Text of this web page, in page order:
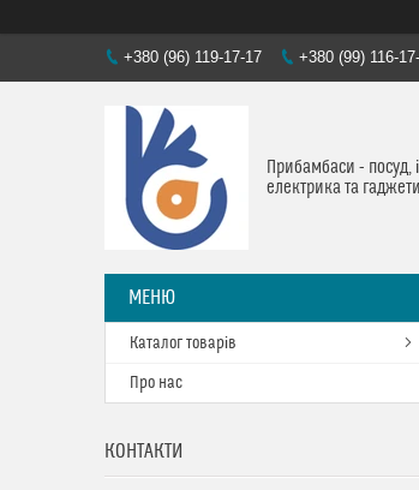
+380 (96) 119-17-17 +380 (99) 116-
Прибамбаси - посуд,
електрика та гаджети
Каталог товарів
Про нас
КОНТАКТИ